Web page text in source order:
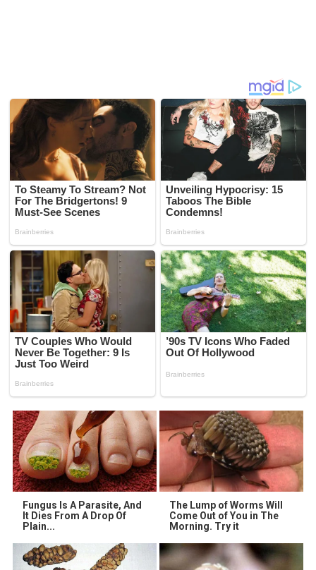
Fungus Is A Parasite, And
It Dies From A Drop Of
Plain...
The Lump of Worms Will
Come Out of You in The
Morning. Try it